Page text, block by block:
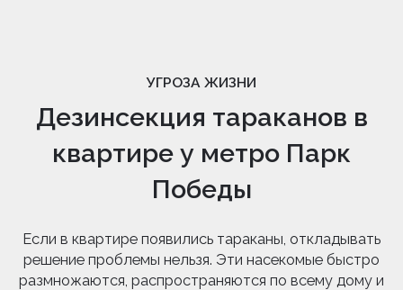
УГРОЗА ЖИЗНИ
Дезинсекция тараканов в
квартире у метро Парк
Победы
Если в квартире появились тараканы, откладывать
решение проблемы нельзя. Эти насекомые быстро
размножаются, распространяются по всему дому и